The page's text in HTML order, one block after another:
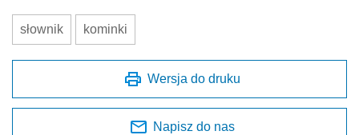
słownik kominki
Wersja do druku
Napisz do nas